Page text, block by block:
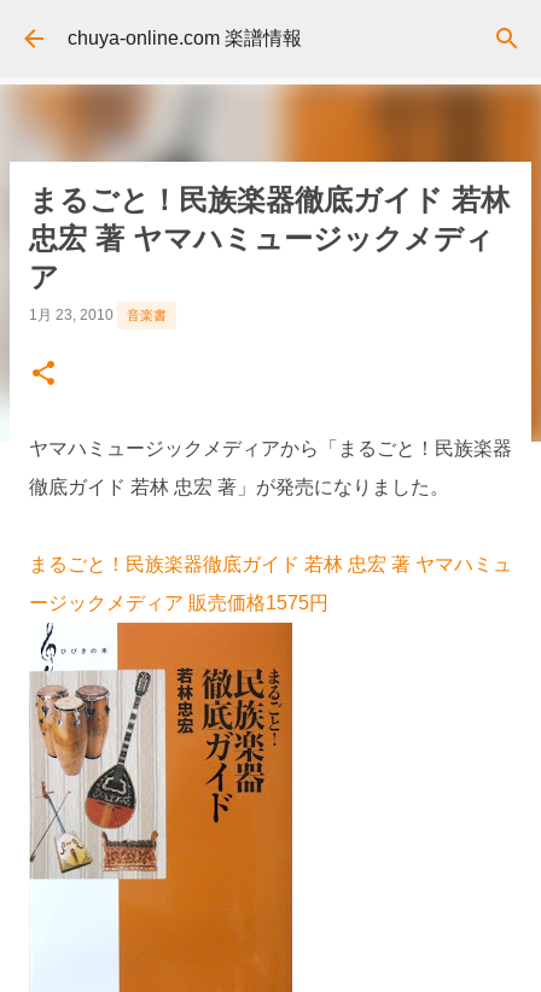
スキップしてメイン コンテンツに移動
chuya-online.com 楽譜情報
まるごと！民族楽器徹底ガイド 若林
忠宏 著 ヤマハミュージックメディ
ア
1月 23, 2010 音楽書
ヤマハミュージックメディアから「まるごと！民族楽器
徹底ガイド 若林 忠宏 著」が発売になりました。
まるごと！民族楽器徹底ガイド 若林 忠宏 著 ヤマハミュ
ージックメディア 販売価格1575円